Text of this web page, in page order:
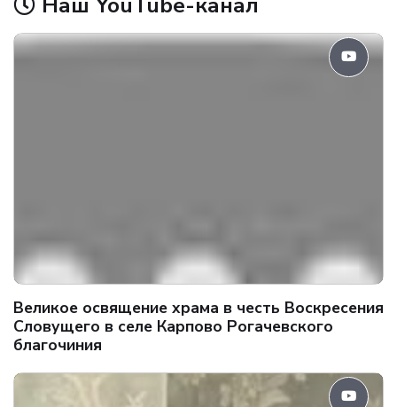
Великое освящение храма в честь Воскресения
Словущего в селе Карпово Рогачевского
благочиния